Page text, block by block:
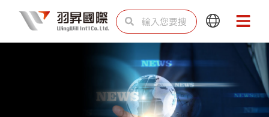
主
搜
尋 尋
Main
Menu
Main
Menu